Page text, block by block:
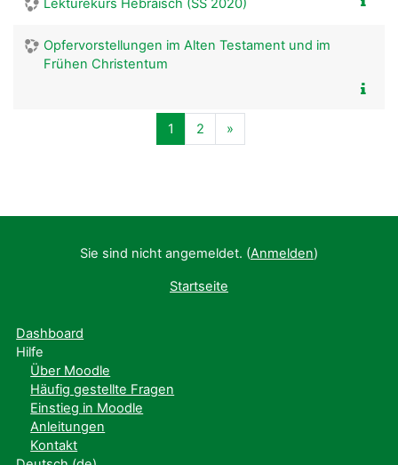
Lektürekurs Hebräisch (SS 2020)
Opfervorstellungen im Alten Testament und im
Frühen Christentum
1 Seite 1
2Seite 2
»Nächste Seite
Sie sind nicht angemeldet. (Anmelden)
Startseite
Dashboard
Hilfe
Über Moodle
Häufig gestellte Fragen
Einstieg in Moodle
Anleitungen
Kontakt